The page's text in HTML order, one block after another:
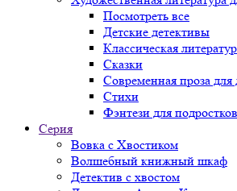
Посмотреть все
Детские детективы
Классическая
Сказки
Современная проза для
Стихи
Фэнтези для подростков
Серия
Вовка с Хвостиком
Волшебный книжный шкаф
Детектив с хвостом